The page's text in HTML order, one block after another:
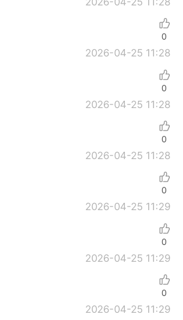
2026-04-25 11:28
0
2026-04-25 11:28
0
2026-04-25 11:28
0
2026-04-25 11:29
0
2026-04-25 11:29
0
2026-04-25 11:29
0